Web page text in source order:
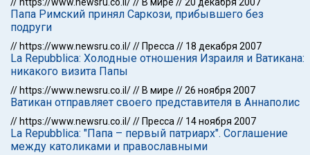
Папа Римский принял Саркози, прибывшего без
подруги
// https://www.newsru.co.il/// Пресса // 18 декабря 2007
La Repubblica: Холодные отношения Израиля и Ватикана:
никакого визита Папы
// https://www.newsru.co.il/// В мире //26 ноября 2007
Ватикан отправляет своего представителя в Аннаполис
// https://www.newsru.co.il/// Пресса // 14 ноября 2007
La Repubblica: "Папа – первый патриарх". Соглашение
между католиками и православными